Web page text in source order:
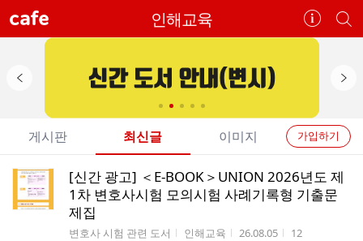
cafe 인해교육
카
페
개
별
페
검
배
배
너
페
가입하기
게시판 최신글 이미지
전
글
[신간 광고] ＜E-BOOK＞UNION 2026년도 제
1차 변호사시험 모의시험 사례기록형 기출문
제집
게시판명
변호사 시험 관련 도서 작성자
인해교육 작성시간
26.08.05 조회수
12